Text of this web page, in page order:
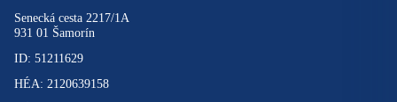
Senecká cesta 2217/1A
931 01 Šamorín
ID: 51211629
HÉA: 2120639158